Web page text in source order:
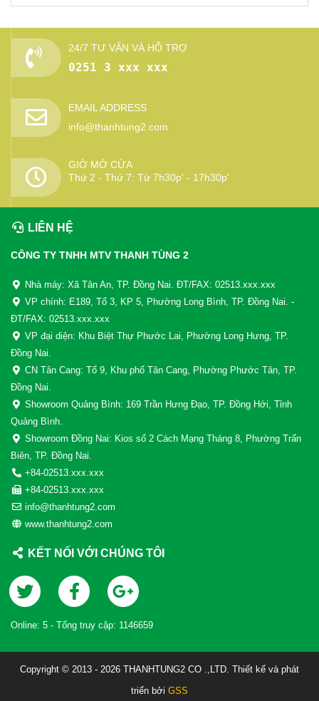
24/7 TƯ VẤN VÀ HỖ TRỢ
0251 3 xxx xxx
EMAIL ADDRESS
info@thanhtung2.com
GIỜ MỞ CỬA
Thứ 2 - Thứ 7: Từ 7h30p' - 17h30p'
LIÊN HỆ
CÔNG TY TNHH MTV THANH TÙNG 2
Nhà máy: Xã Tân An, TP. Đồng Nai. ĐT/FAX: 02513.xxx.xxx
VP chính: E189, Tổ 3, KP 5, Phường Long Bình, TP. Đồng Nai. -
ĐT/FAX: 02513.xxx.xxx
VP đại diện: Khu Biệt Thự Phước Lai, Phường Long Hưng, TP.
Đồng Nai.
CN Tân Cang: Tổ 9, Khu phố Tân Cang, Phường Phước Tân, TP.
Đồng Nai.
Showroom Quảng Bình: 169 Trần Hưng Đạo, TP. Đồng Hới, Tỉnh
Quảng Bình.
Showroom Đồng Nai: Kios số 2 Cách Mạng Tháng 8, Phường Trấn
Biên, TP. Đồng Nai.
+84-02513.xxx.xxx
+84-02513.xxx.xxx
info@thanhtung2.com
www.thanhtung2.com
KẾT NỐI VỚI CHÚNG TÔI
Online: 5 - Tổng truy cập: 1146659
Copyright © 2013 - 2026 THANHTUNG2 CO .,LTD. Thiết kế và phát
triển bởi GSS